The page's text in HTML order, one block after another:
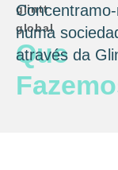
glintt
global
Que
numa
através da